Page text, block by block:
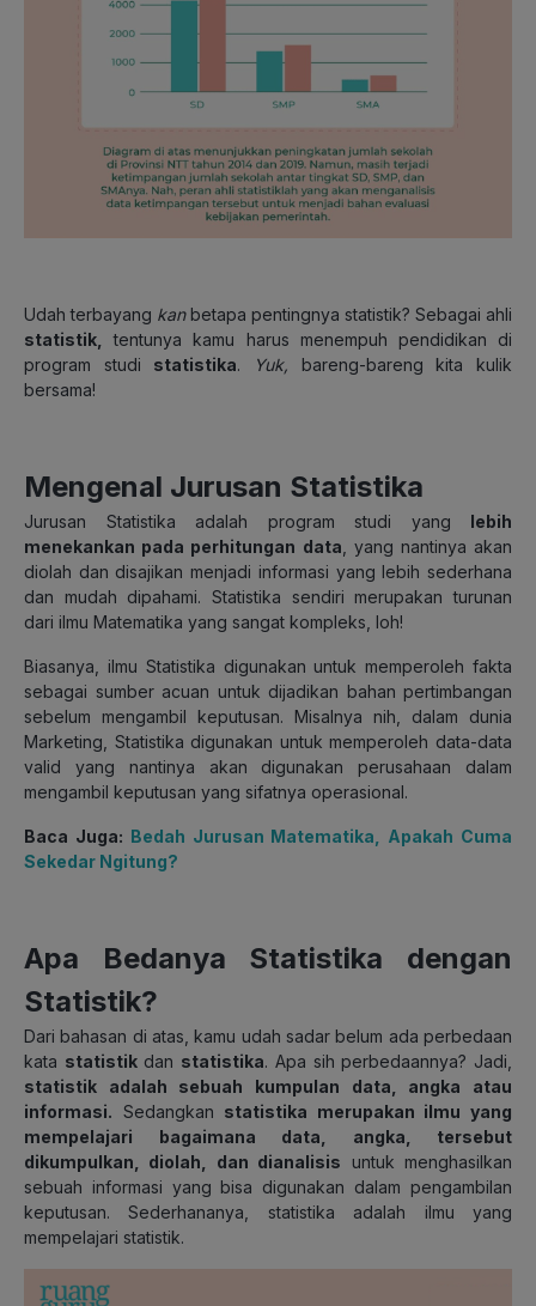
Udah terbayang kanbetapa pentingnya statistik? Sebagai ahli
statistik,
tentunya kamu harus menempuh pendidikan di
program studi statistika. Yuk, bareng-bareng kita kulik
bersama!
Mengenal Jurusan Statistika
Jurusan Statistika adalah program studi yang lebih
menekankan pada perhitungan data , yang nantinya akan
diolah dan disajikan menjadi informasi yang lebih sederhana
dan mudah dipahami. Statistika sendiri merupakan turunan
dari ilmu Matematika yang sangat kompleks, loh!
Biasanya, ilmu Statistika digunakan untuk memperoleh fakta
sebagai sumber acuan untuk dijadikan bahan pertimbangan
sebelum mengambil keputusan. Misalnya nih, dalam dunia
Marketing, Statistika digunakan untuk memperoleh data-data
valid yang nantinya akan digunakan perusahaan dalam
mengambil keputusan yang sifatnya operasional.
Baca Juga: Bedah Jurusan Matematika, Apakah Cuma
Sekedar Ngitung?
Apa Bedanya Statistika dengan
Statistik?
Dari bahasan di atas, kamu udah sadar belum ada perbedaan
kata statistikdan statistika. Apa sih perbedaannya? Jadi,
statistik adalah sebuah kumpulan data, angka atau
informasi. Sedangkan statistika merupakan ilmu yang
mempelajari bagaimana data, angka, tersebut
dikumpulkan, diolah, dan dianalisis untuk menghasilkan
sebuah informasi yang bisa digunakan dalam pengambilan
keputusan. Sederhananya, statistika adalah ilmu yang
mempelajari statistik.